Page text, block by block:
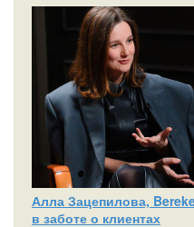
Алла Зацепилова,
в заботе о клиентах